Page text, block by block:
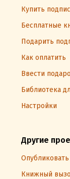
Купить
Бесплатные
Подарить
Как оплатить
Ввести
Библиотека
Настройки
Другие
Книжный